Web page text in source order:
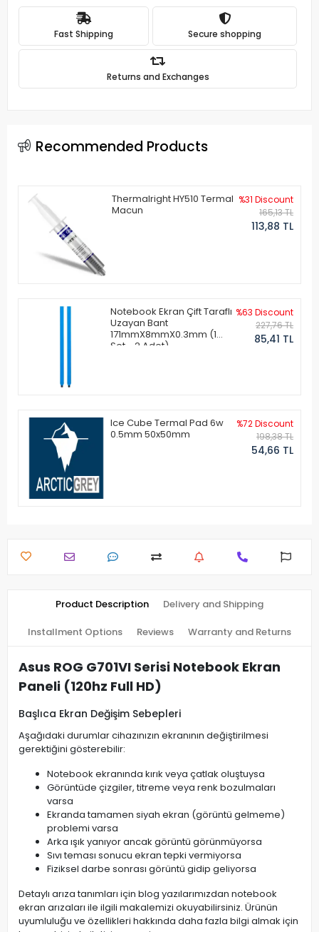
Fast Shipping Secure shopping
Returns and Exchanges
Recommended Products
Thermalright HY510 Termal
Macun
%31 Discount
165,13 TL
113,88 TL
Notebook Ekran Çift Taraflı
Uzayan Bant
171mmX8mmX0.3mm (1
Set - 2 Adet)
%63 Discount
227,76 TL
85,41 TL
Ice Cube Termal Pad 6w
0.5mm 50x50mm
%72 Discount
198,38 TL
54,66 TL
Product Description Delivery and Shipping
Installment Options Reviews Warranty and Returns
Asus ROG G701VI Serisi Notebook Ekran
Paneli (120hz Full HD)
Başlıca Ekran Değişim Sebepleri
Aşağıdaki durumlar cihazınızın ekranının değiştirilmesi
gerektiğini gösterebilir:
Notebook ekranında kırık veya çatlak oluştuysa
Görüntüde çizgiler, titreme veya renk bozulmaları
varsa
Ekranda tamamen siyah ekran (görüntü gelmeme)
problemi varsa
Arka ışık yanıyor ancak görüntü görünmüyorsa
Sıvı teması sonucu ekran tepki vermiyorsa
Fiziksel darbe sonrası görüntü gidip geliyorsa
Detaylı arıza tanımları için blog yazılarımızdan notebook
ekran arızaları ile ilgili makalemizi okuyabilirsiniz. Ürünün
uyumluluğu ve özellikleri hakkında daha fazla bilgi almak için